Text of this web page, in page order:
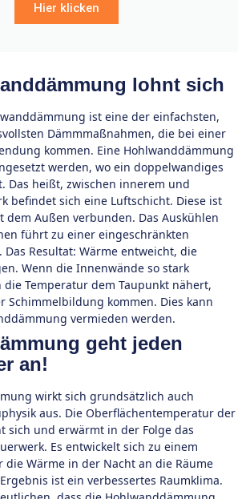
Hier klicken
lohnt sich
ist eine der einfachsten,
Dämmmaßnahmen, die bei einer
kommen. Eine Hohlwanddämmung
werden, wo ein doppelwandiges
Das heißt, zwischen innerem und
befindet sich eine Luftschicht. Diese ist
Außen verbunden. Das Auskühlen
führt zu einer eingeschränkten
Resultat: Wärme entweicht, die
Wenn die Innenwände so stark
die Temperatur dem Taupunkt nähert,
Schimmelbildung kommen. Dies kann
vermieden werden.
geht jeden
an!
wirkt sich grundsätzlich auch
aus. Die Oberflächentemperatur der
sich und erwärmt in der Folge das
Es entwickelt sich zu einem
die Wärme in der Nacht an die Räume
ist ein verbessertes Raumklima.